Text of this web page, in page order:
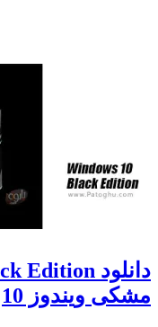
مشکی ویندوز 10